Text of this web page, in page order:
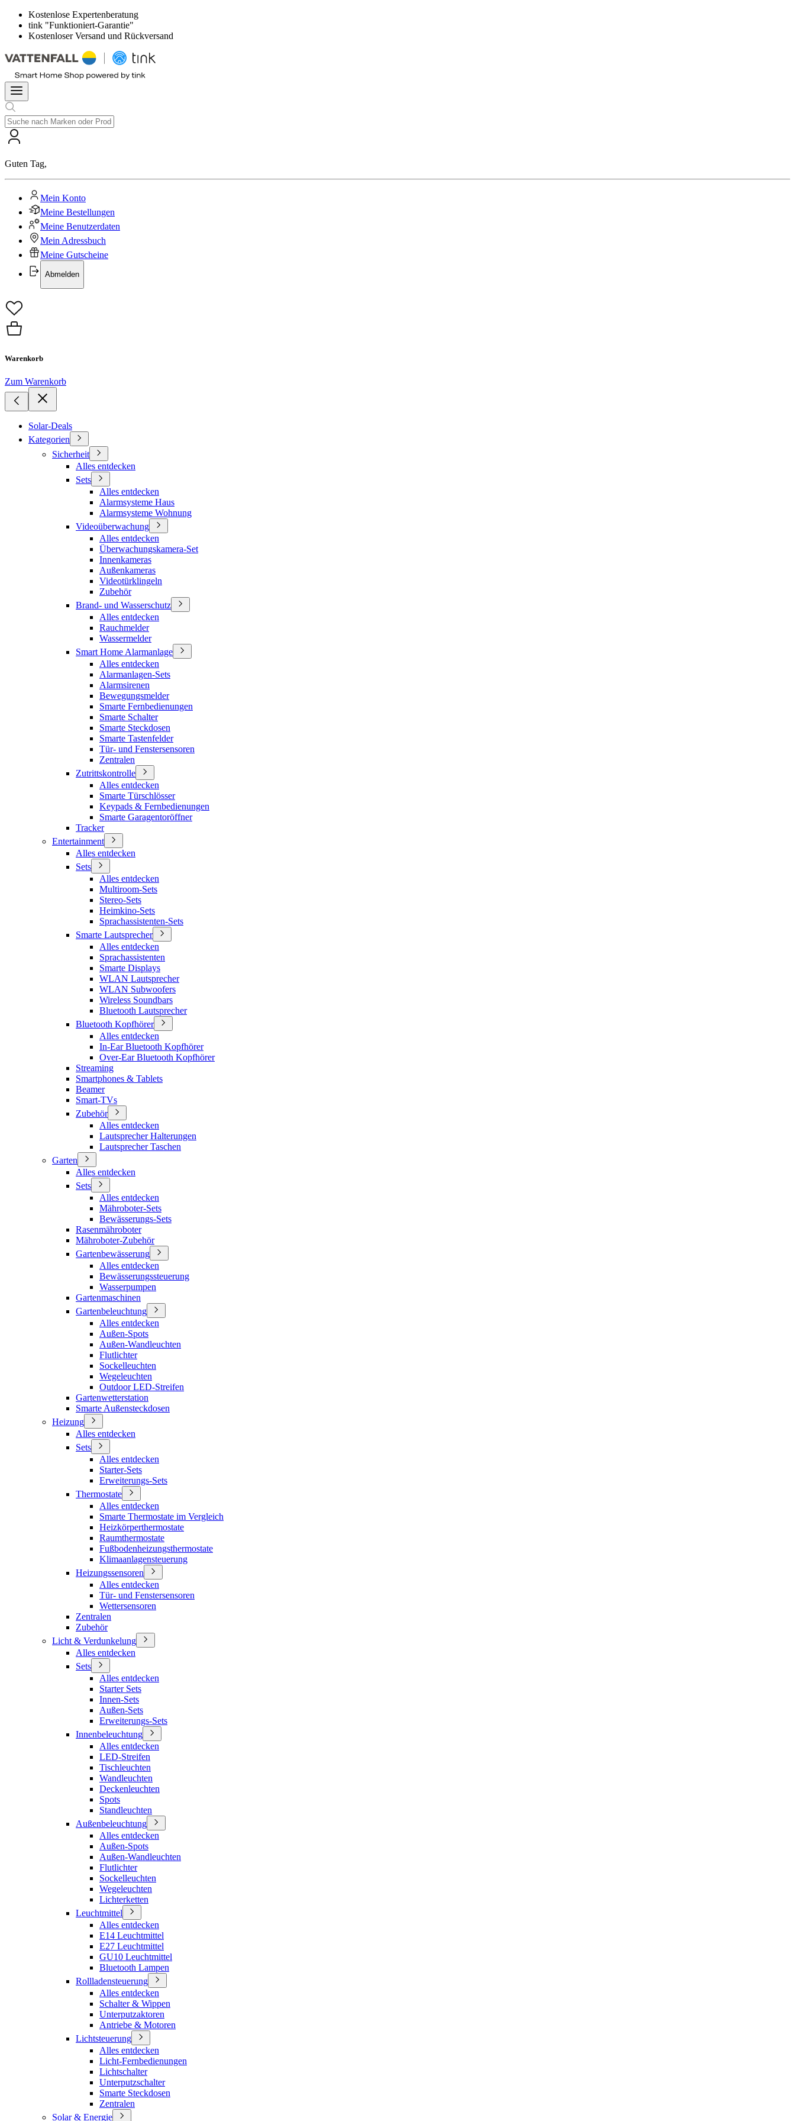
Kostenlose Expertenberatung
tink "Funktioniert-Garantie"
Kostenloser Versand und Rückversand
Guten Tag,
Mein Konto
Meine Bestellungen
Meine Benutzerdaten
Mein Adressbuch
Meine Gutscheine
Abmelden
Warenkorb
Zum Warenkorb
Solar-Deals
Kategorien
Sicherheit
Alles entdecken
Sets
Alles entdecken
Alarmsysteme Haus
Alarmsysteme Wohnung
Videoüberwachung
Alles entdecken
Überwachungskamera-Set
Innenkameras
Außenkameras
Videotürklingeln
Zubehör
Brand- und Wasserschutz
Alles entdecken
Rauchmelder
Wassermelder
Smart Home Alarmanlage
Alles entdecken
Alarmanlagen-Sets
Alarmsirenen
Bewegungsmelder
Smarte Fernbedienungen
Smarte Schalter
Smarte Steckdosen
Smarte Tastenfelder
Tür- und Fenstersensoren
Zentralen
Zutrittskontrolle
Alles entdecken
Smarte Türschlösser
Keypads & Fernbedienungen
Smarte Garagentoröffner
Tracker
Entertainment
Alles entdecken
Sets
Alles entdecken
Multiroom-Sets
Stereo-Sets
Heimkino-Sets
Sprachassistenten-Sets
Smarte Lautsprecher
Alles entdecken
Sprachassistenten
Smarte Displays
WLAN Lautsprecher
WLAN Subwoofers
Wireless Soundbars
Bluetooth Lautsprecher
Bluetooth Kopfhörer
Alles entdecken
In-Ear Bluetooth Kopfhörer
Over-Ear Bluetooth Kopfhörer
Streaming
Smartphones & Tablets
Beamer
Smart-TVs
Zubehör
Alles entdecken
Lautsprecher Halterungen
Lautsprecher Taschen
Garten
Alles entdecken
Sets
Alles entdecken
Mähroboter-Sets
Bewässerungs-Sets
Rasenmähroboter
Mähroboter-Zubehör
Gartenbewässerung
Alles entdecken
Bewässerungssteuerung
Wasserpumpen
Gartenmaschinen
Gartenbeleuchtung
Alles entdecken
Außen-Spots
Außen-Wandleuchten
Flutlichter
Sockelleuchten
Wegeleuchten
Outdoor LED-Streifen
Gartenwetterstation
Smarte Außensteckdosen
Heizung
Alles entdecken
Sets
Alles entdecken
Starter-Sets
Erweiterungs-Sets
Thermostate
Alles entdecken
Smarte Thermostate im Vergleich
Heizkörperthermostate
Raumthermostate
Fußbodenheizungsthermostate
Klimaanlagensteuerung
Heizungssensoren
Alles entdecken
Tür- und Fenstersensoren
Wettersensoren
Zentralen
Zubehör
Licht & Verdunkelung
Alles entdecken
Sets
Alles entdecken
Starter Sets
Innen-Sets
Außen-Sets
Erweiterungs-Sets
Innenbeleuchtung
Alles entdecken
LED-Streifen
Tischleuchten
Wandleuchten
Deckenleuchten
Spots
Standleuchten
Außenbeleuchtung
Alles entdecken
Außen-Spots
Außen-Wandleuchten
Flutlichter
Sockelleuchten
Wegeleuchten
Lichterketten
Leuchtmittel
Alles entdecken
E14 Leuchtmittel
E27 Leuchtmittel
GU10 Leuchtmittel
Bluetooth Lampen
Rollladensteuerung
Alles entdecken
Schalter & Wippen
Unterputzaktoren
Antriebe & Motoren
Lichtsteuerung
Alles entdecken
Licht-Fernbedienungen
Lichtschalter
Unterputzschalter
Smarte Steckdosen
Zentralen
Solar & Energie